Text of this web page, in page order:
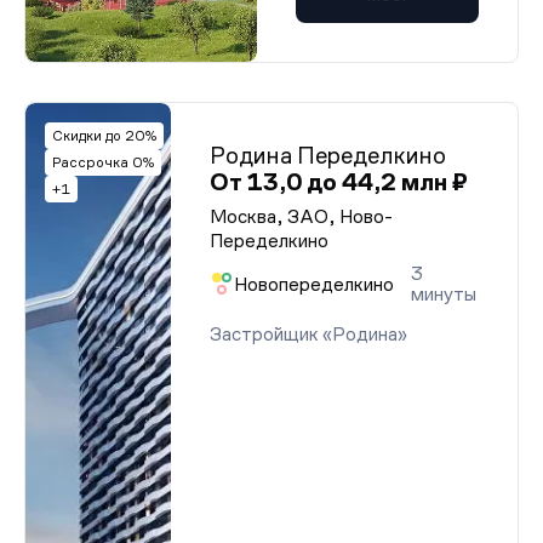
Скидки до 20%
Рассрочка 0%
+1
Родина Переделкино
От 13,0 до 44,2 млн ₽
Москва, ЗАО, Ново-
Переделкино
Новопеределкино
3
минуты
Застройщик «Родина»